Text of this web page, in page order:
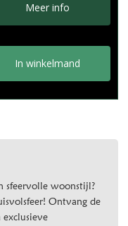
Meer info
In winkelmand
sfeervolle woonstijl?
Ontvang de